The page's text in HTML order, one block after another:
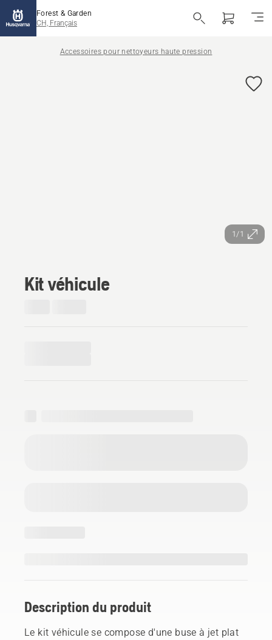
Forest & Garden
CH, Français
Accessoires pour nettoyeurs haute pression
1/1
Kit véhicule
Description du produit
Le kit véhicule se compose d'une buse à jet plat